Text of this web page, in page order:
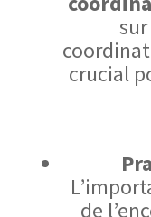
crucial
de